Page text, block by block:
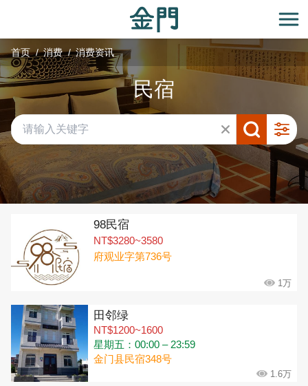
主
要
内
容
开
首页 消费 消费资讯
民宿
共有 292 间店家
98民宿
NT$3280~3580
府观业字第736号
1万
田邻绿
NT$1200~1600
星期五：00:00 – 23:59
金门县民宿348号
1.6万